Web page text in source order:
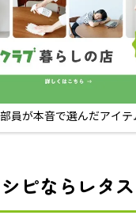
員が本音で選んだアイテ
ピならレタ